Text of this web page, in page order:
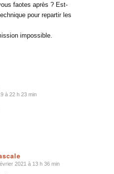
faotes après ? Est-
pour repartir les
impossible.
à 22 h 23 min
2021 à 13 h 36 min